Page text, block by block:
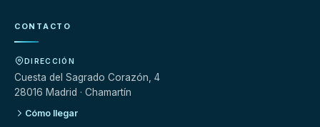
CONTACTO
DIRECCIÓN
Cuesta del Sagrado Corazón, 4
28016 Madrid · Chamartín
Cómo llegar